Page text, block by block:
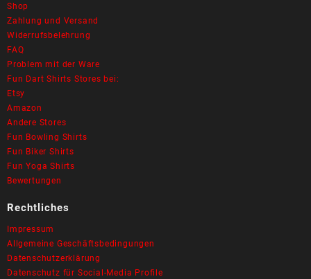
werden
Shop
Zahlung und Versand
Widerrufsbelehrung
FAQ
Problem mit der Ware
Fun Dart Shirts Stores bei:
Etsy
Amazon
Andere Stores
Fun Bowling Shirts
Fun Biker Shirts
Fun Yoga Shirts
Bewertungen
Rechtliches
Impressum
Allgemeine Geschäftsbedingungen
Datenschutzerklärung
Datenschutz für Social-Media Profile